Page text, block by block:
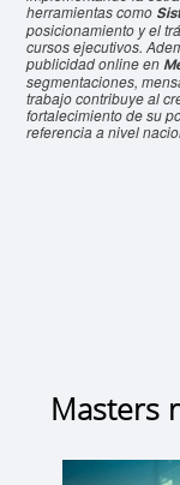
herramientas como
posicionamiento y el
cursos ejecutivos.
publicidad online en
segmentaciones,
trabajo contribuye al
fortalecimiento de su
referencia a nivel
Masters